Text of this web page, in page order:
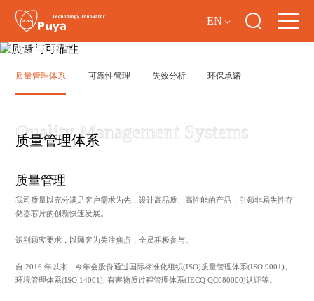
EN
质量与可靠性
质量管理体系 可靠性管理 失效分析 环保承诺
质量管理体系
质量管理
我司质量以充分满足客户需求为先，设计高品质、高性能的产品，引领非易失性存
储器芯片的创新快速发展。
识别顾客要求，以顾客为关注焦点，全员积极参与。
自 2016 年以来，今年会股份通过国际标准化组织(ISO)质量管理体系(ISO 9001)、
环境管理体系(ISO 14001); 有害物质过程管理体系(IECQ QC080000)认证等。